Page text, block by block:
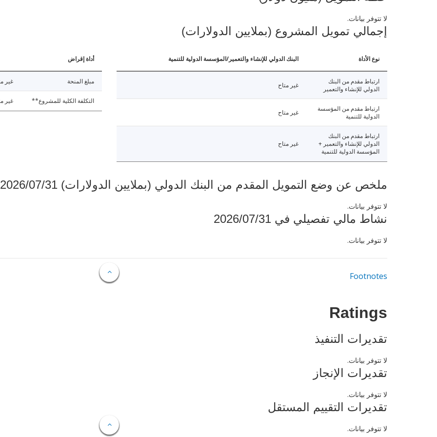
لا تتوفر بيانات.
إجمالي تمويل المشروع (بملايين الدولارات)
نوع الأداة البنك الدولي للإنشاء والتعمير/المؤسسة الدولية للتنمية
ارتباط مقدم من البنك
الدولي للإنشاء والتعمير
غير متاح
ارتباط مقدم من المؤسسة
الدولية للتنمية
غير متاح
ارتباط مقدم من البنك
الدولي للإنشاء والتعمير +
المؤسسة الدولية للتنمية
غير متاح
أداة إقراض
مبلغ المنحة غير
التكلفة الكلية للمشروع** غير
ملخص عن وضع التمويل المقدم من البنك الدولي (بملايين الدولارات) 2026/07/31
لا تتوفر بيانات.
نشاط مالي تفصيلي في 2026/07/31
لا تتوفر بيانات.
Footnotes
Ratings
تقديرات التنفيذ
لا تتوفر بيانات.
تقديرات الإنجاز
لا تتوفر بيانات.
تقديرات التقييم المستقل
لا تتوفر بيانات.